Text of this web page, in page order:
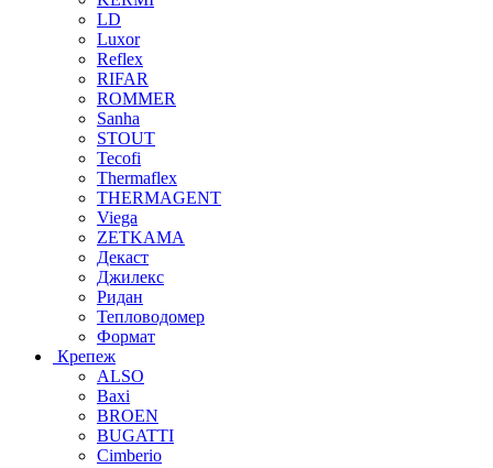
LD
Luxor
Reflex
RIFAR
ROMMER
Sanha
STOUT
Tecofi
Thermaflex
THERMAGENT
Viega
ZETKAMA
Декаст
Джилекс
Ридан
Тепловодомер
Формат
Крепеж
ALSO
Baxi
BROEN
BUGATTI
Cimberio